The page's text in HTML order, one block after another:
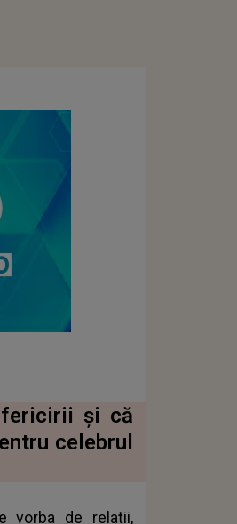
fericirii și că
celebrul
vorba de relații,